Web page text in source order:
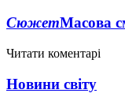
СюжетМасова
Читати коментарі
Новини світу